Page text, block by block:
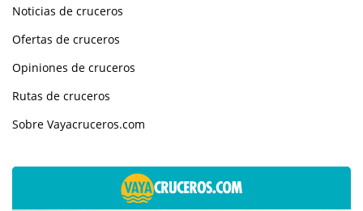
Noticias de cruceros
Ofertas de cruceros
Opiniones de cruceros
Rutas de cruceros
Sobre Vayacruceros.com